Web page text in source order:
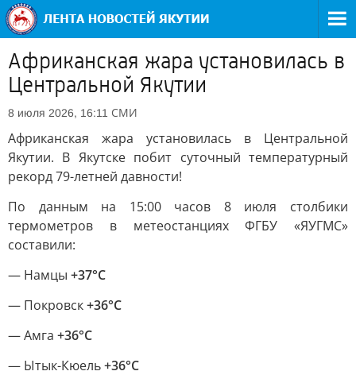
Африканская жара установилась в
Центральной Якутии
8 июля 2026, 16:11 СМИ
Африканская жара установилась в Центральной
Якутии. В Якутске побит суточный температурный
рекорд 79-летней давности!
По данным на 15:00 часов 8 июля столбики
термометров в метеостанциях ФГБУ «ЯУГМС»
составили:
— Намцы +37°С
— Покровск+36°С
— Амга +36°С
— Ытык-Кюель+36°С